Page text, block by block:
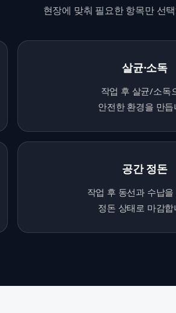
현장에 맞춰 필요한 항목만 선
살균·소독
작업 후 살균/소독
안전한 환경을 만
공간 정돈
작업 후 동선과 수납을
정돈 상태로 마감